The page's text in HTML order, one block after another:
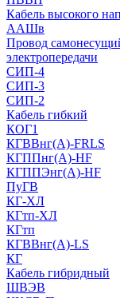
Кабель высокого
ААШв
Провод
электропередачи
СИП-4
СИП-3
СИП-2
Кабель гибкий
КОГ1
КГВВнг(А)-FRLS
КГППнг(A)-HF
КГППЭнг(A)-HF
ПуГВ
КГ-ХЛ
КГтп-ХЛ
КГтп
КГВВнг(А)-LS
КГ
Кабель гибридный
ШВЭВ